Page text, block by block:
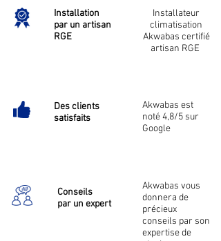
Installation
par un artisan
RGE
Installateur
climatisation
Akwabas certifié
artisan RGE
Des clients
satisfaits
Akwabas est
noté 4,8/5 sur
Google
Conseils
par un expert
Akwabas vous
donnera de
précieux
conseils par son
expertise de